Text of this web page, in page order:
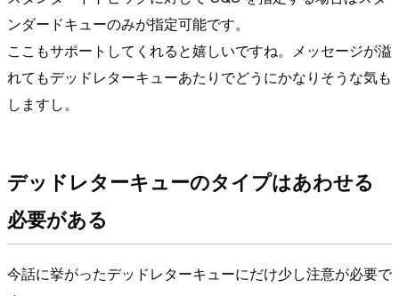
ンダードキューのみが指定可能です。
ここもサポートしてくれると嬉しいですね。メッセージが溢
れてもデッドレターキューあたりでどうにかなりそうな気も
しますし。
デッドレターキューのタイプはあわせる
必要がある
今話に挙がったデッドレターキューにだけ少し注意が必要で